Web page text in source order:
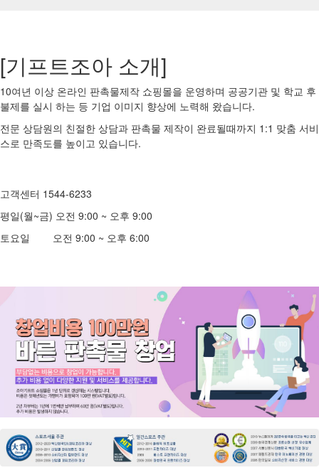
[기프트조아 소개]
10여년 이상 온라인 판촉물제작 쇼핑몰을 운영하며 공공기관 및 학교 후
불제를 실시 하는 등 기업 이미지 향상에 노력해 왔습니다.
전문 상담원의 친절한 상담과 판촉물 제작이 완료될때까지 1:1 맞춤 서비
스로 만족도를 높이고 있습니다.
고객센터 1544-6233
평일(월~금) 오전 9:00 ~ 오후 9:00
토요일 오전 9:00 ~ 오후 6:00